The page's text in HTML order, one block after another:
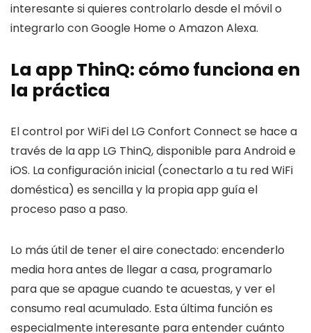
interesante si quieres controlarlo desde el móvil o
integrarlo con Google Home o Amazon Alexa.
La app ThinQ: cómo funciona en
la práctica
El control por WiFi del LG Confort Connect se hace a
través de la app LG ThinQ, disponible para Android e
iOS. La configuración inicial (conectarlo a tu red WiFi
doméstica) es sencilla y la propia app guía el
proceso paso a paso.
Lo más útil de tener el aire conectado: encenderlo
media hora antes de llegar a casa, programarlo
para que se apague cuando te acuestas, y ver el
consumo real acumulado. Esta última función es
especialmente interesante para entender cuánto